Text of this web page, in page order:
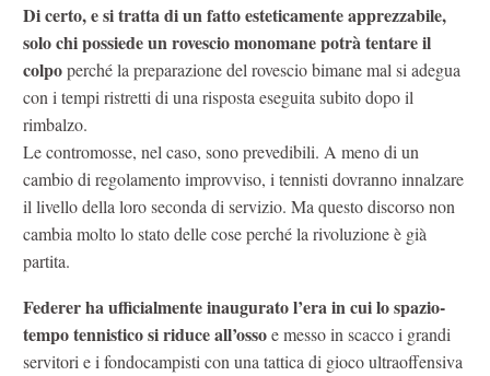
Di certo, e si tratta di un fatto esteticamente apprezzabile,
solo chi possiede un rovescio monomane potrà tentare il
colpoperché la preparazione del rovescio bimane mal si adegua
con i tempi ristretti di una risposta eseguita subito dopo il
rimbalzo.
Le contromosse, nel caso, sono prevedibili. A meno di un
cambio di regolamento improvviso, i tennisti dovranno innalzare
il livello della loro seconda di servizio. Ma questo discorso non
cambia molto lo stato delle cose perché la rivoluzione è già
partita.
Federer ha ufficialmente inaugurato l’era in cui lo spazio-
tempo tennistico si riduce all’ossoe messo in scacco i grandi
servitori e i fondocampisti con una tattica di gioco ultraoffensiva